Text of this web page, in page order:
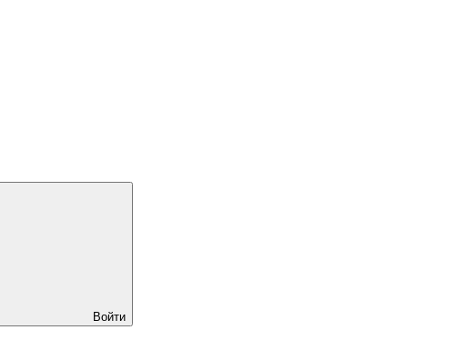
Войти